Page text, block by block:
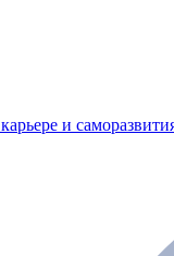
и